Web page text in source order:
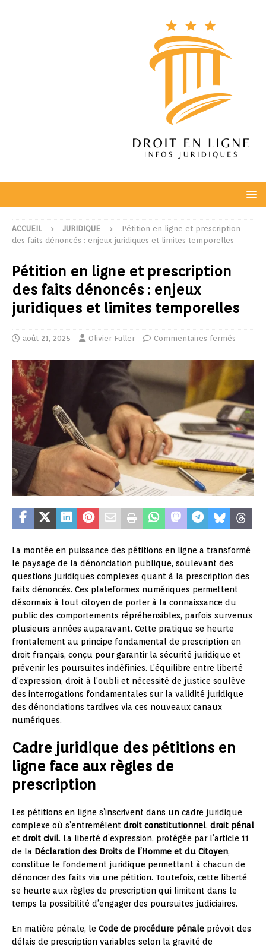
ACCUEIL JURIDIQUE
Pétition en ligne et prescription
des faits dénoncés : enjeux juridiques et limites temporelles
Pétition en ligne et prescription
des faits dénoncés : enjeux
juridiques et limites temporelles
août 21, 2025 Olivier Fuller Commentaires fermés
La montée en puissance des pétitions en ligne a transformé
le paysage de la dénonciation publique, soulevant des
questions juridiques complexes quant à la prescription des
faits dénoncés. Ces plateformes numériques permettent
désormais à tout citoyen de porter à la connaissance du
public des comportements répréhensibles, parfois survenus
plusieurs années auparavant. Cette pratique se heurte
frontalement au principe fondamental de prescription en
droit français, conçu pour garantir la sécurité juridique et
prévenir les poursuites indéfinies. L’équilibre entre liberté
d’expression, droit à l’oubli et nécessité de justice soulève
des interrogations fondamentales sur la validité juridique
des dénonciations tardives via ces nouveaux canaux
numériques.
Cadre juridique des pétitions en
ligne face aux règles de
prescription
Les pétitions en ligne s’inscrivent dans un cadre juridique
complexe où s’entremêlent droit constitutionnel, droit pénal
et droit civil. La liberté d’expression, protégée par l’article 11
de la Déclaration des Droits de l’Homme et du Citoyen,
constitue le fondement juridique permettant à chacun de
dénoncer des faits via une pétition. Toutefois, cette liberté
se heurte aux règles de prescription qui limitent dans le
temps la possibilité d’engager des poursuites judiciaires.
En matière pénale, le Code de procédure pénale prévoit des
délais de prescription variables selon la gravité de